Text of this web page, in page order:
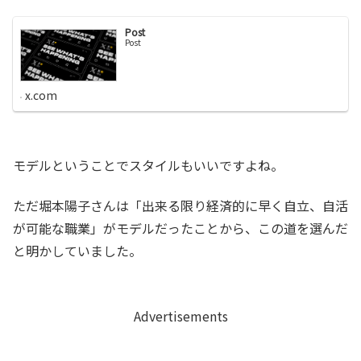
Post
Post
x.com
モデルということでスタイルもいいですよね。
ただ堀本陽子さんは「出来る限り経済的に早く自立、自活
が可能な職業」がモデルだったことから、この道を選んだ
と明かしていました。
Advertisements